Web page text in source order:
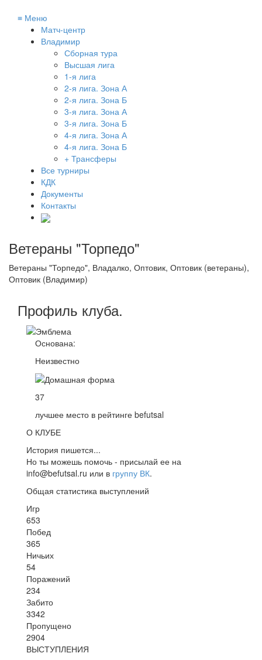
≡ Меню
Матч-центр
Владимир
Сборная тура
Высшая лига
1-я лига
2-я лига. Зона А
2-я лига. Зона Б
3-я лига. Зона А
3-я лига. Зона Б
4-я лига. Зона А
4-я лига. Зона Б
+ Трансферы
Все турниры
КДК
Документы
Контакты
Ветераны "Торпедо"
Ветераны "Торпедо", Владалко, Оптовик, Оптовик (ветераны),
Оптовик (Владимир)
Профиль клуба.
Основана:
Неизвестно
37
лучшее место в рейтинге befutsal
О КЛУБЕ
История пишется...
Но ты можешь помочь - присылай ее на
info@befutsal.ru или в группу ВК.
Общая статистика выступлений
Игр
653
Побед
365
Ничьих
54
Поражений
234
Забито
3342
Пропущено
2904
ВЫСТУПЛЕНИЯ